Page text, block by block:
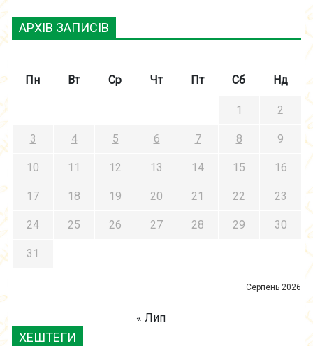
АРХІВ ЗАПИСІВ
Серпень 2026
Пн Вт Ср Чт Пт Сб Нд
1 2
3 4 5 6 7 8 9
10 11 12 13 14 15 16
17 18 19 20 21 22 23
24 25 26 27 28 29 30
31
« Лип
ХЕШТЕГИ